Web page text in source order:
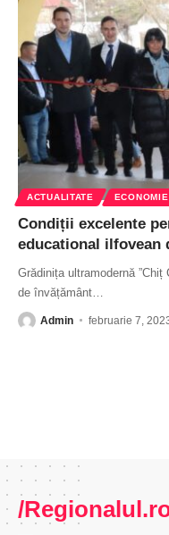
ACTUALITATE ECONOMIE
Condiții excelente
educational ilfovean
Grădinița ultramodernă
de învățământ
Admin februarie 7,
/